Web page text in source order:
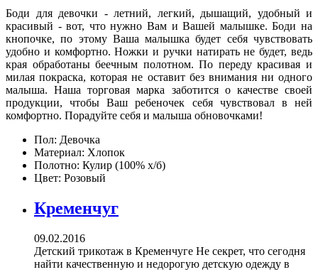
Боди для девочки - летний, легкий, дышащий, удобный и
красивый - вот, что нужно Вам и Вашей малышке. Боди на
кнопочке, по этому Ваша малышка будет себя чувствовать
удобно и комфортно. Ножки и ручки натирать не будет, ведь
края обработаны беечным полотном. По переду красивая и
милая покраска, которая не оставит без внимания ни одного
малыша. Наша торговая марка заботится о качестве своей
продукции, чтобы Ваш ребеночек себя чувствовал в ней
комфортно. Порадуйте себя и малыша обновочками!
Пол: Девочка
Материал: Хлопок
Полотно: Кулир (100% х/б)
Цвет: Розовый
Кременчуг
09.02.2016
Детский трикотаж в Кременчуге Не секрет, что сегодня
найти качественную и недорогую детскую одежду в